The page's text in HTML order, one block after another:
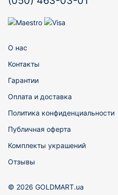
О нас
Контакты
Гарантии
Оплата и доставка
Политика конфиденциальности
Публичная оферта
Комплекты украшений
Отзывы
© 2026 GOLDMART.ua